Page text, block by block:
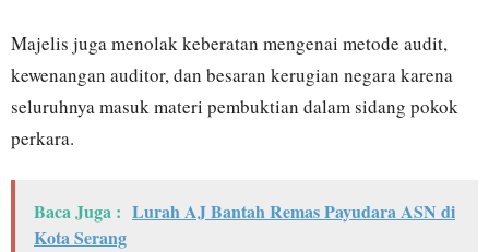
Majelis juga menolak keberatan mengenai metode audit,
kewenangan auditor, dan besaran kerugian negara karena
seluruhnya masuk materi pembuktian dalam sidang pokok
perkara.
Baca Juga : Lurah AJ Bantah Remas Payudara ASN di
Kota Serang